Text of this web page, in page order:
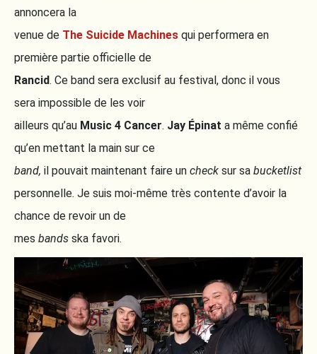
annoncera la
venue de The Suicide Machines qui performera en
première partie officielle de
Rancid. Ce band sera exclusif au festival, donc il vous
sera impossible de les voir
ailleurs qu’au Music 4 Cancer. Jay Épinat a même confié
qu’en mettant la main sur ce
band, il pouvait maintenant faire un check sur sa bucketlist
personnelle. Je suis moi-même très contente d’avoir la
chance de revoir un de
mes bands ska favori.